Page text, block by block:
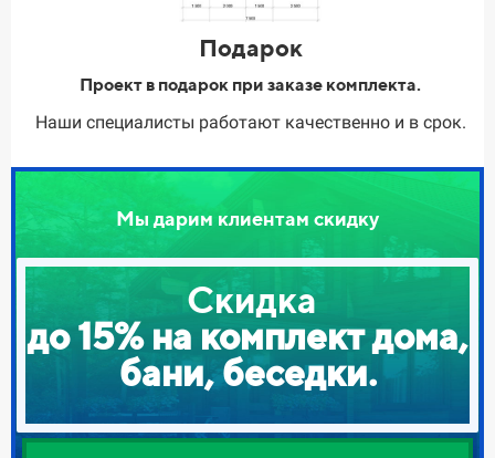
Подарок
Проект в подарок при заказе комплекта.
Наши специалисты работают качественно и в срок.
Мы дарим клиентам скидку
Скидка
до 15% на комплект дома,
бани, беседки.